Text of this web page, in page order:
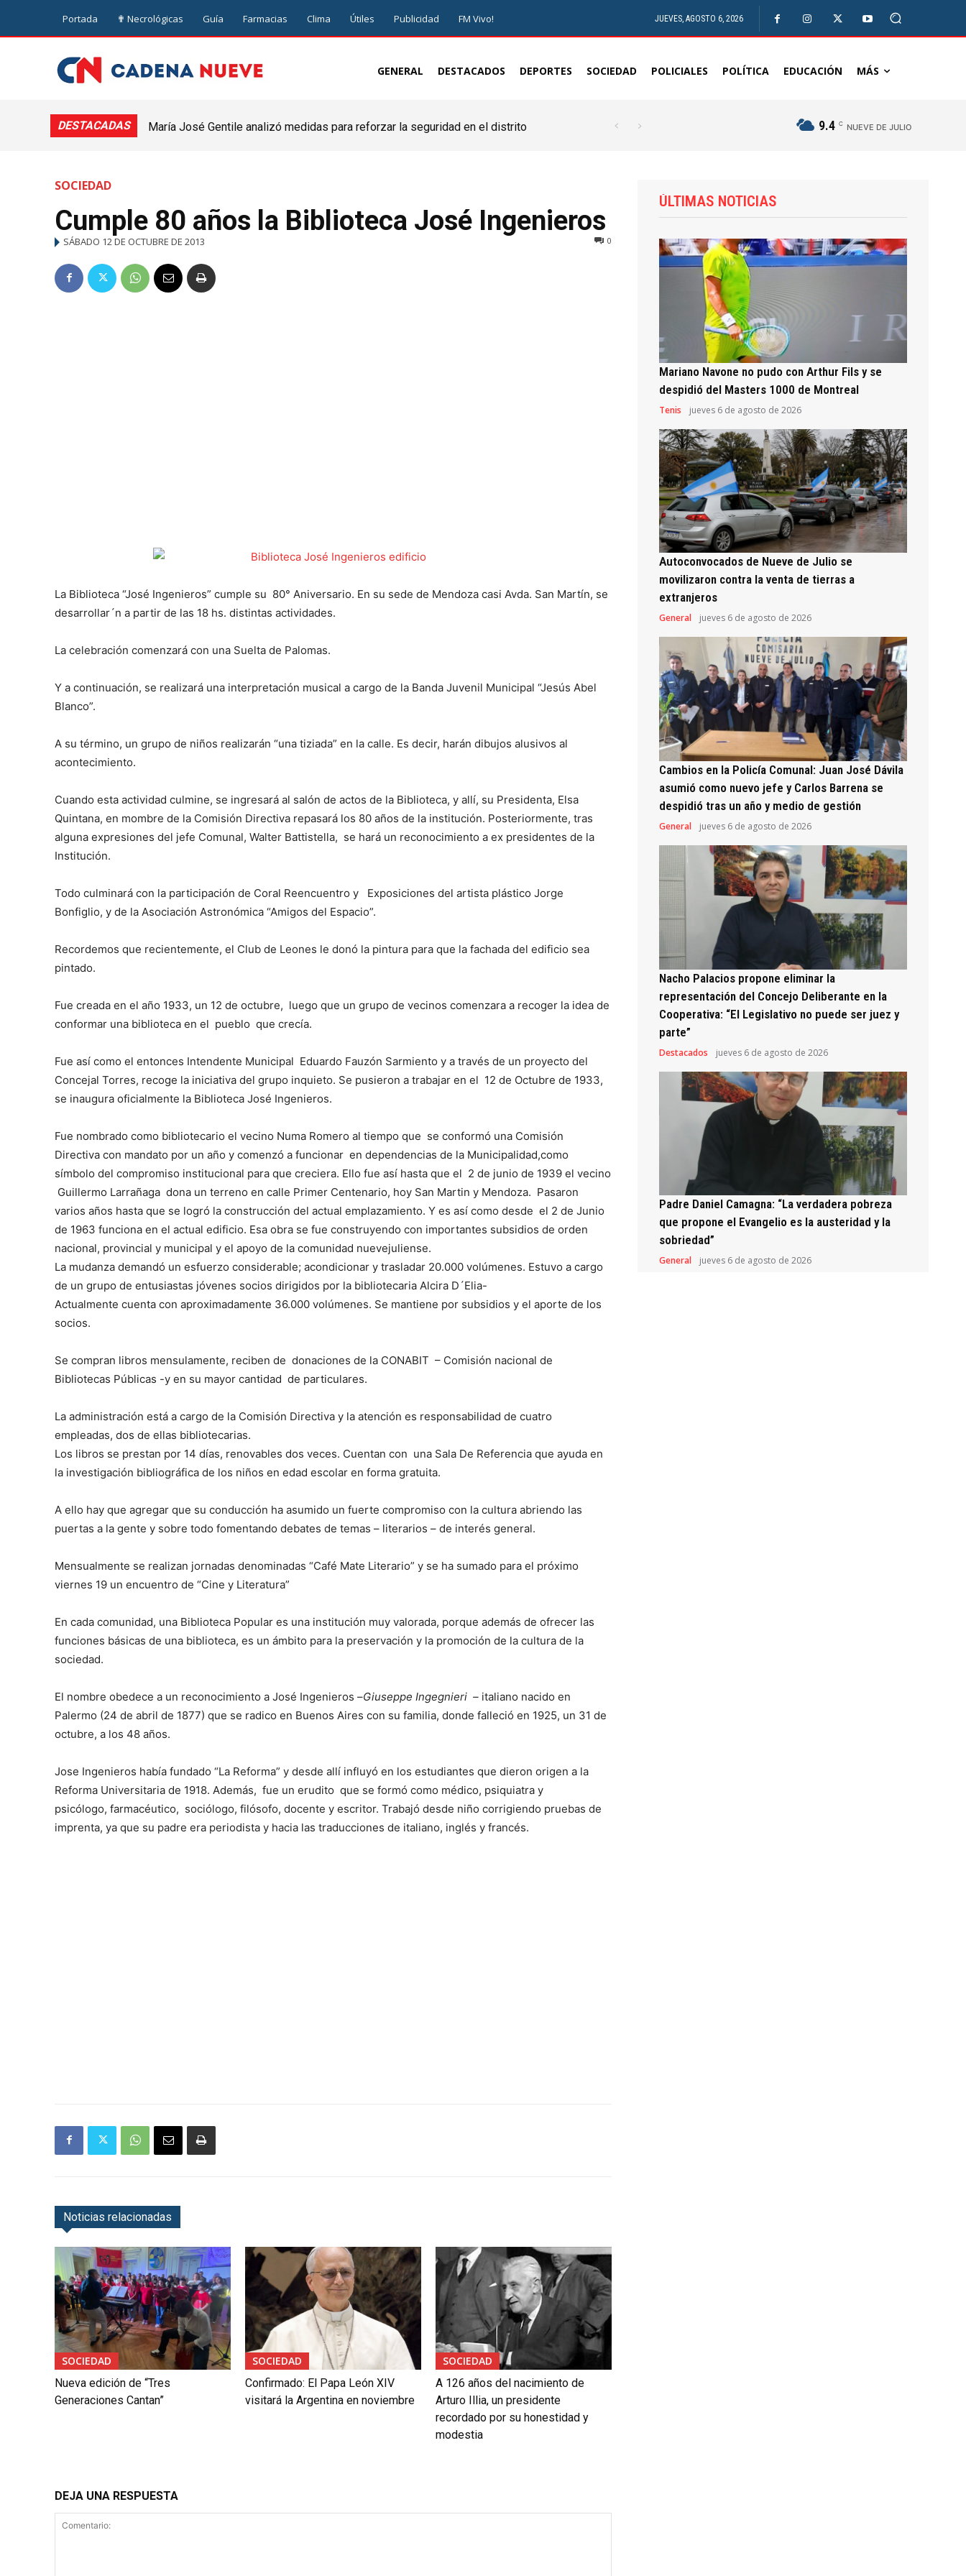
Portada ✟ Necrológicas Guía Farmacias Clima Útiles Publicidad FM Vivo! JUEVES, AGOSTO 6, 2026
GENERAL DESTACADOS DEPORTES SOCIEDAD POLICIALES POLÍTICA EDUCACIÓN MÁS
DESTACADAS
María José Gentile analizó medidas para reforzar la seguridad en el distrito
9.4 C NUEVE DE JULIO
SOCIEDAD
Cumple 80 años la Biblioteca José Ingenieros
SÁBADO 12 DE OCTUBRE DE 2013 0
La Biblioteca “José Ingenieros” cumple su 80° Aniversario. En su sede de Mendoza casi Avda. San Martín, se
desarrollar´n a partir de las 18 hs. distintas actividades.
La celebración comenzará con una Suelta de Palomas.
Y a continuación, se realizará una interpretación musical a cargo de la Banda Juvenil Municipal “Jesús Abel
Blanco”.
A su término, un grupo de niños realizarán “una tiziada” en la calle. Es decir, harán dibujos alusivos al
acontecimiento.
Cuando esta actividad culmine, se ingresará al salón de actos de la Biblioteca, y allí, su Presidenta, Elsa
Quintana, en mombre de la Comisión Directiva repasará los 80 años de la institución. Posteriormente, tras
alguna expresiones del jefe Comunal, Walter Battistella, se hará un reconocimiento a ex presidentes de la
Institución.
Todo culminará con la participación de Coral Reencuentro y Exposiciones del artista plástico Jorge
Bonfiglio, y de la Asociación Astronómica “Amigos del Espacio”.
Recordemos que recientemente, el Club de Leones le donó la pintura para que la fachada del edificio sea
pintado.
Fue creada en el año 1933, un 12 de octubre, luego que un grupo de vecinos comenzara a recoger la idea de
conformar una biblioteca en el pueblo que crecía.
Fue así como el entonces Intendente Municipal Eduardo Fauzón Sarmiento y a través de un proyecto del
Concejal Torres, recoge la iniciativa del grupo inquieto. Se pusieron a trabajar en el 12 de Octubre de 1933,
se inaugura oficialmente la Biblioteca José Ingenieros.
Fue nombrado como bibliotecario el vecino Numa Romero al tiempo que se conformó una Comisión
Directiva con mandato por un año y comenzó a funcionar en dependencias de la Municipalidad,como
símbolo del compromiso institucional para que creciera. Ello fue así hasta que el 2 de junio de 1939 el vecino
Guillermo Larrañaga dona un terreno en calle Primer Centenario, hoy San Martin y Mendoza. Pasaron
varios años hasta que se logró la construcción del actual emplazamiento. Y es así como desde el 2 de Junio
de 1963 funciona en el actual edificio. Esa obra se fue construyendo con importantes subsidios de orden
nacional, provincial y municipal y el apoyo de la comunidad nuevejuliense.
La mudanza demandó un esfuerzo considerable; acondicionar y trasladar 20.000 volúmenes. Estuvo a cargo
de un grupo de entusiastas jóvenes socios dirigidos por la bibliotecaria Alcira D´Elia-
Actualmente cuenta con aproximadamente 36.000 volúmenes. Se mantiene por subsidios y el aporte de los
socios.
Se compran libros mensulamente, reciben de donaciones de la CONABIT – Comisión nacional de
Bibliotecas Públicas -y en su mayor cantidad de particulares.
La administración está a cargo de la Comisión Directiva y la atención es responsabilidad de cuatro
empleadas, dos de ellas bibliotecarias.
Los libros se prestan por 14 días, renovables dos veces. Cuentan con una Sala De Referencia que ayuda en
la investigación bibliográfica de los niños en edad escolar en forma gratuita.
A ello hay que agregar que su conducción ha asumido un fuerte compromiso con la cultura abriendo las
puertas a la gente y sobre todo fomentando debates de temas – literarios – de interés general.
Mensualmente se realizan jornadas denominadas “Café Mate Literario” y se ha sumado para el próximo
viernes 19 un encuentro de “Cine y Literatura”
En cada comunidad, una Biblioteca Popular es una institución muy valorada, porque además de ofrecer las
funciones básicas de una biblioteca, es un ámbito para la preservación y la promoción de la cultura de la
sociedad.
El nombre obedece a un reconocimiento a José Ingenieros –Giuseppe Ingegnieri – italiano nacido en
Palermo (24 de abril de 1877) que se radico en Buenos Aires con su familia, donde falleció en 1925, un 31 de
octubre, a los 48 años.
Jose Ingenieros había fundado “La Reforma” y desde allí influyó en los estudiantes que dieron origen a la
Reforma Universitaria de 1918. Además, fue un erudito que se formó como médico, psiquiatra y
psicólogo, farmacéutico, sociólogo, filósofo, docente y escritor. Trabajó desde niño corrigiendo pruebas de
imprenta, ya que su padre era periodista y hacia las traducciones de italiano, inglés y francés.
Noticias relacionadas
SOCIEDAD
Nueva edición de “Tres
Generaciones Cantan”
SOCIEDAD
Confirmado: El Papa León XIV
visitará la Argentina en noviembre
SOCIEDAD
A 126 años del nacimiento de
Arturo Illia, un presidente
recordado por su honestidad y
modestia
DEJA UNA RESPUESTA
ÚLTIMAS NOTICIAS
Mariano Navone no pudo con Arthur Fils y se
despidió del Masters 1000 de Montreal
Tenis jueves 6 de agosto de 2026
Autoconvocados de Nueve de Julio se
movilizaron contra la venta de tierras a
extranjeros
General jueves 6 de agosto de 2026
Cambios en la Policía Comunal: Juan José Dávila
asumió como nuevo jefe y Carlos Barrena se
despidió tras un año y medio de gestión
General jueves 6 de agosto de 2026
Nacho Palacios propone eliminar la
representación del Concejo Deliberante en la
Cooperativa: “El Legislativo no puede ser juez y
parte”
Destacados jueves 6 de agosto de 2026
Padre Daniel Camagna: “La verdadera pobreza
que propone el Evangelio es la austeridad y la
sobriedad”
General jueves 6 de agosto de 2026